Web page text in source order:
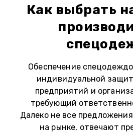
Как выбрать
​​​​​​​Обеспечение
индивидуальной
предприятий и
требующий
Далеко не все
на рынке, отвечают